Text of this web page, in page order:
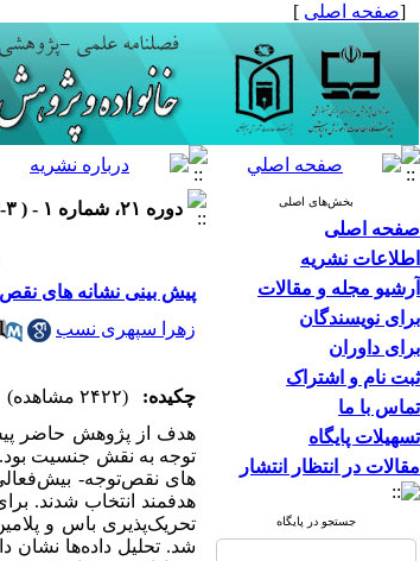
[صفحه اصلی ]
بخش‌های اصلی
صفحه اصلی
اطلاعات نشریه
آرشیو مجله و مقالات
برای نویسندگان
برای داوران
ثبت نام و اشتراک
تماس با ما
تسهیلات پایگاه
مقالات در انتظار انتشار
جستجو در پایگاه
دوره ۲۱، شماره ۱ - ( ۳-۱۴۰۳ )
پیش بینی نشانه های
زهرا سپهری نسب
چکیده:
(۲۴۲۲ مشاهده)
هدف از پژوهش حاضر
شد. تحلیل داده‌­ها نشان